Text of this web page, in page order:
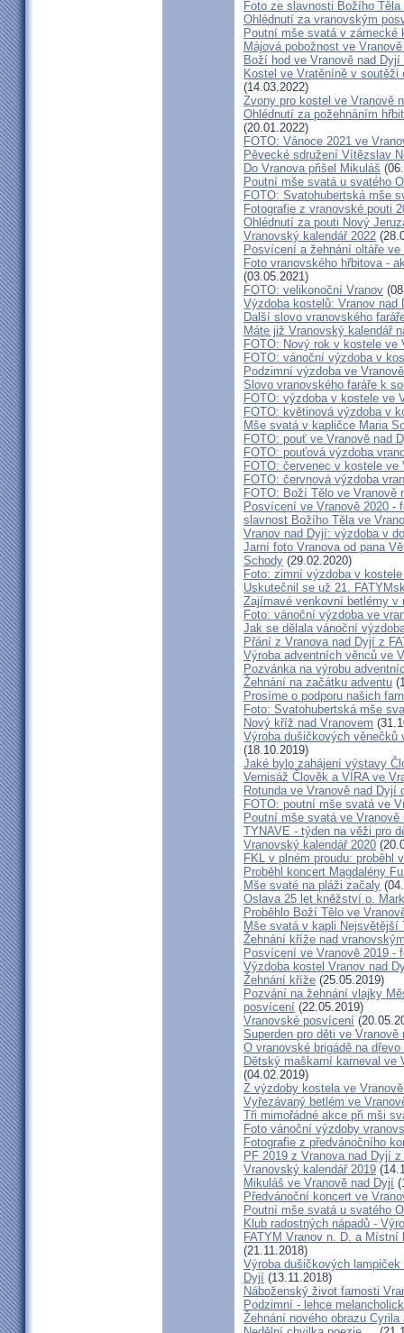
Foto ze slavnosti Božího Těla
Ohlédnutí za vranovským
Poutní mše svatá v zámecké
Májová pobožnost ve
Boží hod ve Vranově nad Dyjí
Kostel ve Vratěníně v soutěži
(14.03.2022)
Zvony pro kostel ve Vranově
Ohlédnutí za požehnáním
(20.01.2022)
FOTO: Vánoce 2021 ve
Pěvecké sdružení Vítězslav
Do Vranova přišel Mikuláš
Poutní mše svatá u svatého
FOTO: Svatohubertská mše
Fotografie z vranovské pouti
Ohlédnutí za pouti Nový
Vranovský kalendář 2022
Posvícení a žehnání oltáře
Foto vranovského hřbitova -
(03.05.2021)
FOTO: velikonoční Vranov
Výzdoba kostelů: Vranov nad
Další slovo vranovského
Máte již Vranovský kalendář
FOTO: Nový rok v kostele ve
FOTO: vánoční výzdoba v
Podzimní výzdoba ve
Slovo vranovského faráře k
FOTO: výzdoba v kostele ve
FOTO: květinová výzdoba v
Mše svatá v kapličce Maria
FOTO: pouť ve Vranově nad
FOTO: pouťová výzdoba
FOTO: červenec v kostele ve
FOTO: červnová výzdoba
FOTO: Boží Tělo ve Vranově
Posvícení ve Vranově 2020 -
slavnost Božího Těla ve
Vranov nad Dyjí: výzdoba v
Jarní foto Vranova od pana
Schody (29.02.2020)
Foto: zimní výzdoba v
Uskutečnil se už 21.
Zajímavé venkovní betlémy v
Foto: vánoční výzdoba ve
Jak se dělala vánoční
Přání z Vranova nad Dyjí z
Výroba adventních věnců ve
Pozvánka na výrobu
Žehnání na začátku adventu
Prosíme o podporu našich
Foto: Svatohubertská mše
Nový kříž nad Vranovem
Výroba dušičkových
(18.10.2019)
Jaké bylo zahájení výstavy
Vernisáž Člověk a VÍRA ve
Rotunda ve Vranově nad Dyjí
FOTO: poutní mše svatá ve
Poutní mše svatá ve Vranově
TYNAVE - týden na věži pro
Vranovský kalendář 2020
FKL v plném proudu: proběhl
Proběhl koncert Magdalény
Mše svaté na pláži začaly
Oslava 25 let kněžství o.
Proběhlo Boží Tělo ve
Mše svatá v kapli Nejsvětější
Žehnání kříže nad
Posvícení ve Vranově 2019 -
Výzdoba kostel Vranov nad
Žehnání kříže (25.05.2019)
Pozvání na žehnání vlajky
posvícení (22.05.2019)
Vranovské posvícení
Superden pro děti ve Vranově
O vranovské brigádě na
Dětský maškarní karneval ve
(04.02.2019)
Z výzdoby kostela ve
Vyřezávaný betlém ve
Tři mimořádné akce při mši
Foto vánoční výzdoby
Fotografie z předvánočního
PF 2019 z Vranova nad Dyjí z
Vranovský kalendář 2019
Mikuláš ve Vranově nad Dyjí
Předvánoční koncert ve
Poutní mše svatá u svatého
Klub radostných nápadů -
FATYM Vranov n. D. a
(21.11.2018)
Výroba dušičkových
Dyjí (13.11.2018)
Náboženský život farnosti
Podzimní - lehce
Žehnání nového obrazu